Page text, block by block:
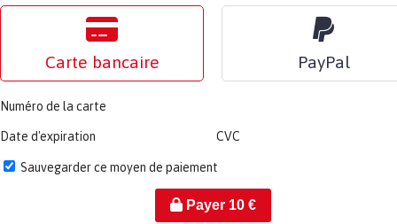
Carte bancaire PayPal
Numéro de la carte
Date d'expiration CVC
Sauvegarder ce moyen de paiement
Payer 10€